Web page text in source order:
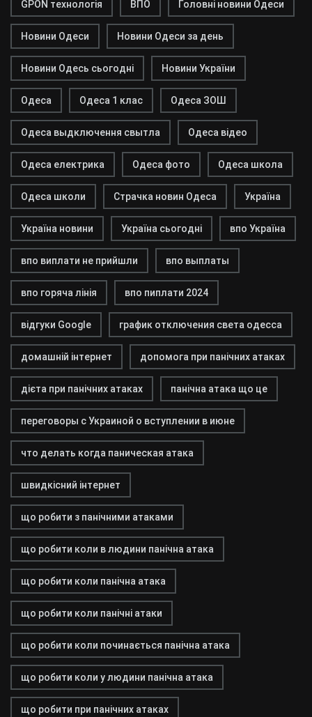
GPON технологія ВПО Головні новини Одеси
Новини Одеси Новини Одеси за день
Новини Одесь сьогодні Новини України
Одеса Одеса 1 клас Одеса ЗОШ
Одеса выдключення свытла Одеса відео
Одеса електрика Одеса фото Одеса школа
Одеса школи Страчка новин Одеса Україна
Україна новини Україна сьогодні впо Україна
впо виплати не прийшли впо выплаты
впо горяча лінія впо пиплати 2024
відгуки Google график отключения света одесса
домашній інтернет допомога при панічних атаках
дієта при панічних атаках панічна атака що це
переговоры с Украиной о вступлении в июне
что делать когда паническая атака
швидкісний інтернет
що робити з панічними атаками
що робити коли в людини панічна атака
що робити коли панічна атака
що робити коли панічні атаки
що робити коли починається панічна атака
що робити коли у людини панічна атака
що робити при панічних атаках